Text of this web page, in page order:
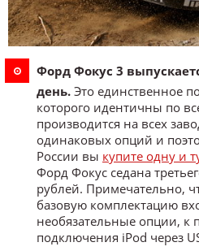
Форд Фокус 3
день. Это единственное
которого идентичны по
производится на всех
одинаковых опций и
России вы купите одну и
Форд Фокус седана
рублей. Примечательно,
базовую комплектацию
необязательные опции, к
подключения iPod через